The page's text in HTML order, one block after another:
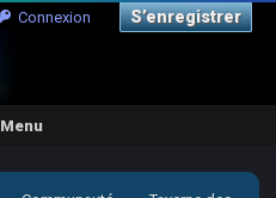
Connexion S’enregistrer
Menu